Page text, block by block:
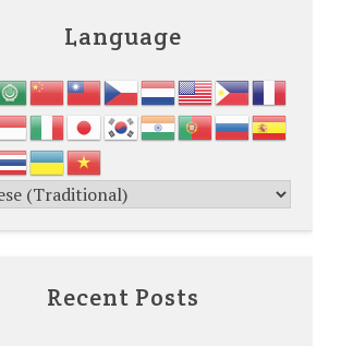
Language
Recent Posts